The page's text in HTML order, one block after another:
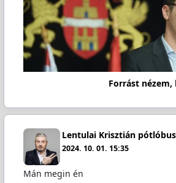
Forrást
Lentulai Krisztián
2024. 10. 01. 15:35
Mán megin én